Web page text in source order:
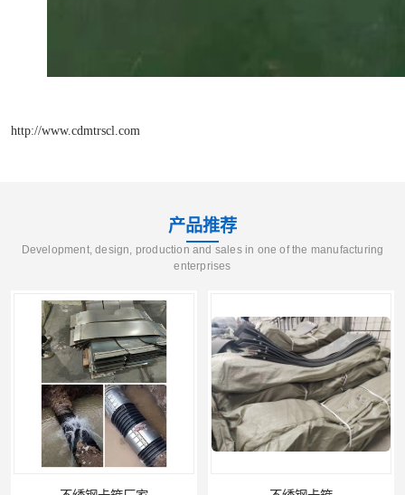
http://www.cdmtrscl.com
产品推荐
Development, design, production and sales in one of the manufacturing
enterprises